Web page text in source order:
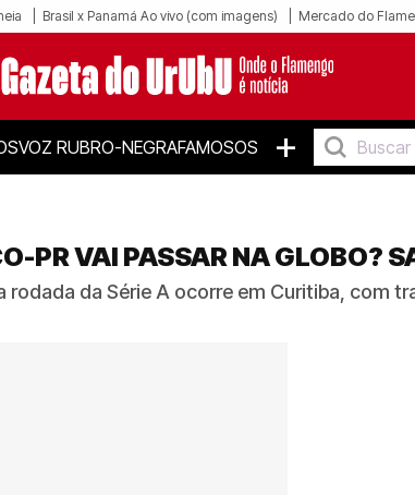
Brasil x Panamá Ao vivo (com imagens) Mercado do
VOZ RUBRO-NEGRAFAMOSOS +
PR VAI PASSAR NA GLOBO?
da Série A ocorre em Curitiba, com